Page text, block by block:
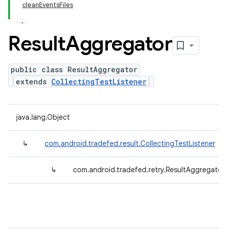
cleanEventsFiles
ResultAggregator
public class ResultAggregator
extends CollectingTestListener
java.lang.Object
↳ com.android.tradefed.result.CollectingTestListener
↳ com.android.tradefed.retry.ResultAggregator